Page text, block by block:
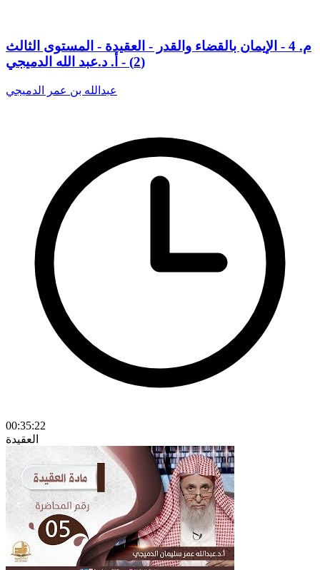
م. 4 - الإيمان بالقضاء والقدر - العقيدة - المستوى الثالث
(2) - أ. د.عبد الله الدميجي
عبدالله بن عمر الدميجي
00:35:22
العقيدة